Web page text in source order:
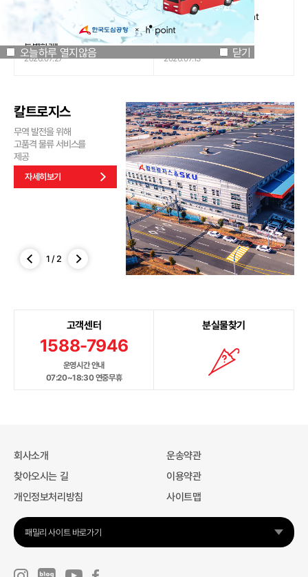
오늘하루 열지않음 닫기
[인천국제공항공사 x 잔망루피]
공항은 GREEN하게, 굿즈는
특별하게!
2026.07.27
도심공항리무진 x H.Point
할인쿠폰 이벤트
2026.07.13
칼트로지스
무역 발전을 위해
고품격 물류 서비스를
제공
자세히보기
1 /2
고객센터
1588-7946
운영시간 안내
07:20~18:30 연중무휴
분실물찾기
회사소개
운송약관
찾아오시는 길
이용약관
개인정보처리방침
사이트맵
패밀리 사이트 바로가기